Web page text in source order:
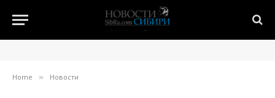
Home » Новости